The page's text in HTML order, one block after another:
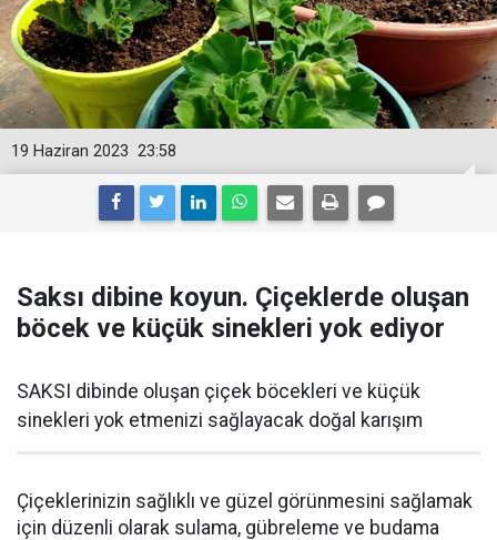
23:58
19 Haziran 2023
Saksı dibine koyun. Çiçeklerde oluşan
böcek ve küçük sinekleri yok ediyor
SAKSI dibinde oluşan çiçek böcekleri ve küçük
sinekleri yok etmenizi sağlayacak doğal karışım
Çiçeklerinizin sağlıklı ve güzel görünmesini sağlamak
için düzenli olarak sulama, gübreleme ve budama